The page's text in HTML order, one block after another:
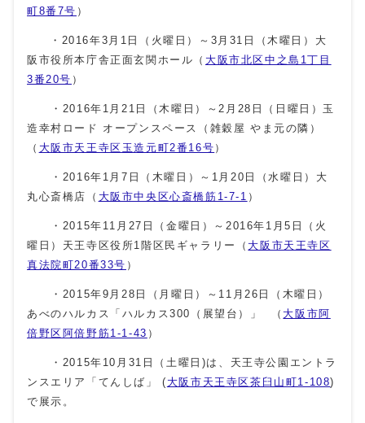
町8番7号 ）
・2016年3月1日（火曜日）～3月31日（木曜日）大
阪市役所本庁舎正面玄関ホール（ 大阪市北区中之島1丁目
3番20号 ）
・2016年1月21日（木曜日）～2月28日（日曜日）玉
造幸村ロード オープンスペース（雑穀屋 やま元の隣）
（ 大阪市天王寺区玉造元町2番16号 ）
・2016年1月7日（木曜日）～1月20日（水曜日）大
丸心斎橋店（ 大阪市中央区心斎橋筋1-7-1 ）
・2015年11月27日（金曜日）～2016年1月5日（火
曜日）天王寺区役所1階区民ギャラリー（ 大阪市天王寺区
真法院町20番33号 ）
・2015年9月28日（月曜日）～11月26日（木曜日）
あべのハルカス「ハルカス300（展望台）」 （ 大阪市阿
倍野区阿倍野筋1-1-43 ）
・2015年10月31日（土曜日)は、天王寺公園エントラ
ンスエリア「てんしば」 ( 大阪市天王寺区茶臼山町1-108)
で展示。